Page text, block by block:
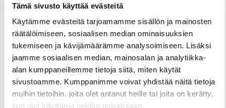
Tämä sivusto käyttää evästeitä
Käytämme evästeitä tarjoamamme sisällön ja mainosten
räätälöimiseen, sosiaalisen median ominaisuuksien
tukemiseen ja kävijämäärämme analysoimiseen. Lisäksi
jaamme sosiaalisen median, mainosalan ja analytiikka-
alan kumppaneillemme tietoja siitä, miten käytät
sivustoamme. Kumppanimme voivat yhdistää näitä tietoja
muihin tietoihin, joita olet antanut heille tai joita on kerätty,
kun olet käyttänyt heidän palvelujaan.